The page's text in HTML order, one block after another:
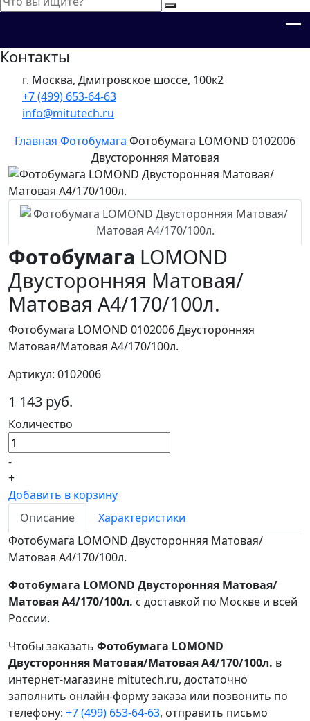
Контакты
г. Москва, Дмитровское шоссе, 100к2
+7 (499) 653-64-63
info@mitutech.ru
Главная Фотобумага Фотобумага LOMOND 0102006
Двусторонняя Матовая
Фотобумага LOMOND
Двусторонняя Матовая/
Матовая A4/170/100л.
Фотобумага LOMOND 0102006 Двусторонняя
Матовая/Матовая A4/170/100л.
Артикул: 0102006
1 143 руб.
Количество
-
+
Добавить в корзину
Описание
Характеристики
Фотобумага LOMOND Двусторонняя Матовая/
Матовая A4/170/100л.
Фотобумага LOMOND Двусторонняя Матовая/
Матовая A4/170/100л. с доставкой по Москве и всей
России.
Чтобы заказать Фотобумага LOMOND
Двусторонняя Матовая/Матовая A4/170/100л. в
интернет-магазине mitutech.ru, достаточно
заполнить онлайн-форму заказа или позвонить по
телефону: +7 (499) 653-64-63, отправить письмо